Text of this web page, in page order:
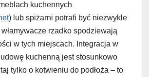
kuchennych
) lub spiżarni potrafi być niezwykle
rzadko spodziewają
w tych miejscach. Integracja w
kuchenną jest stosunkowo
tylko o kotwieniu do podłoża – to